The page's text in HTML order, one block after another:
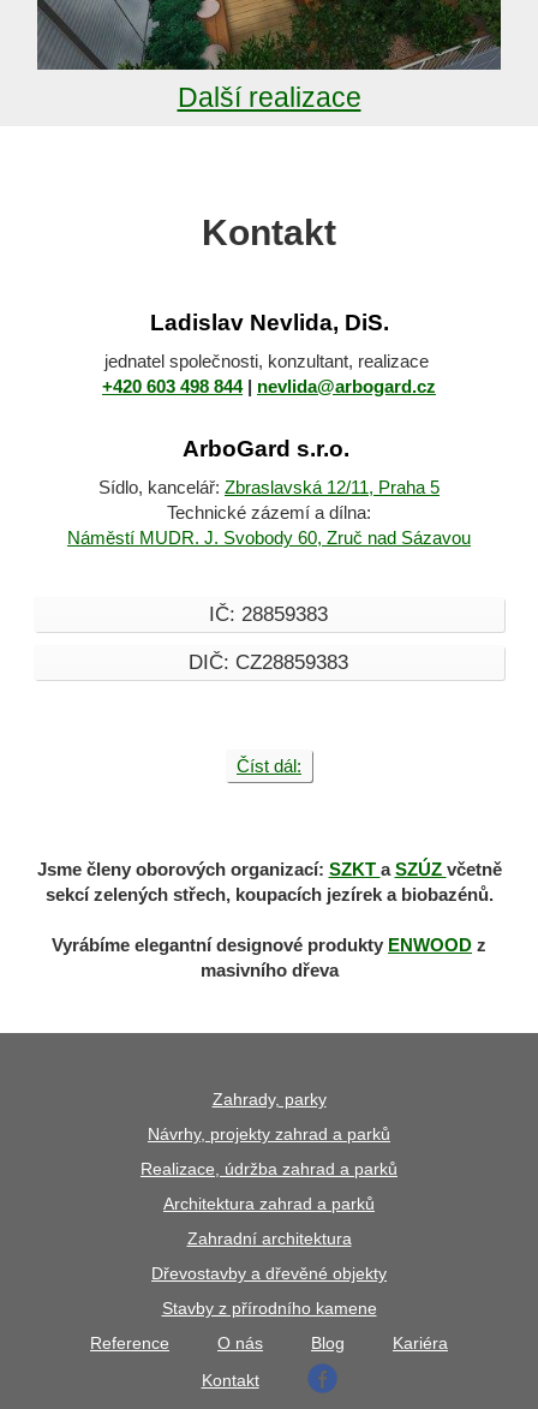
Další realizace
Kontakt
Ladislav Nevlida, DiS.
jednatel společnosti, konzultant, realizace
+420 603 498 844| nevlida@arbogard.cz
ArboGard s.r.o.
Sídlo, kancelář: Zbraslavská 12/11, Praha 5
Technické zázemí a dílna:
Náměstí MUDR. J. Svobody 60, Zruč nad Sázavou
IČ: 28859383
DIČ: CZ28859383
Číst dál:
Jsme členy oborových organizací: SZKT aSZÚZ včetně
sekcí zelených střech, koupacích jezírek a biobazénů.
Vyrábíme elegantní designové produkty ENWOOD z
masivního dřeva
Zahrady, parky
Návrhy, projekty zahrad a parků
Realizace, údržba zahrad a parků
Architektura zahrad a parků
Zahradní architektura
Dřevostavby a dřevěné objekty
Stavby z přírodního kamene
Reference
O nás Blog
Kariéra
Kontakt